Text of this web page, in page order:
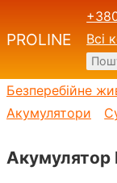
PROLINE
Всі
Безперебійне
Акумулятори
Акумулятор